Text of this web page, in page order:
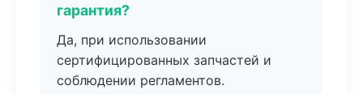
гарантия?
Да, при использовании
сертифицированных запчастей и
соблюдении регламентов.